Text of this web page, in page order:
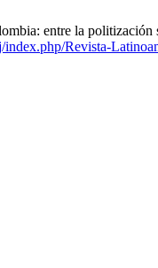
entre la
Revista-